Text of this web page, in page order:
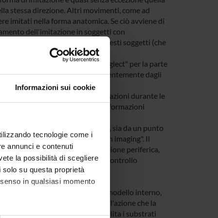
Informazioni sui cookie
tecnologie come i
annunci e contenuti
la possibilità di scegliere
su questa proprietà
in qualsiasi momento
stessa direzione. Altri movimenti, come ad
imitati nella forma anatomica. Se ciò avviene di
dell'imitazione in soggetti con
di studiare l'imitazione in questi soggetti (che
deriva da due conoscenze:
per l'insorgenza di un "neglect" per la parte
con gli arti di destra, indipendentemente dagli
sono anch'esse soggette a variazioni durante le
ed elaborare solo le informazioni
di pazienti callosotomizzati, sia da un punto
elettrofisiologiche e di "brain imaging". Il
ad entrambi gli emisferi, o in visione periferica,
asimmetrie emisferiche nel controllo
motorio.
nervoso centrale di un modello interno,
di questo modello influenza sia l'azione che la
il pensare un movimento facilita i substrati